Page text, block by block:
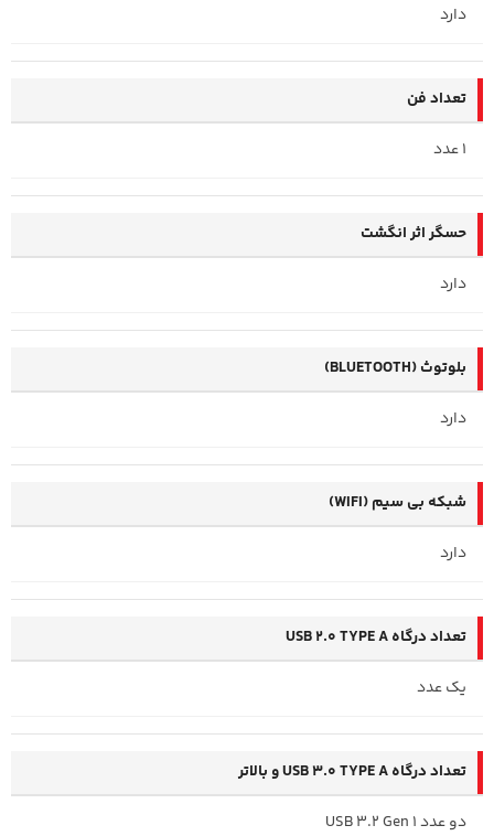
دارد
تعداد فن
1 عدد
حسگر اثر انگشت
دارد
بلوتوث (BLUETOOTH)
دارد
شبکه بی سیم (WIFI)
دارد
تعداد درگاه USB 2.0 TYPE A
یک عدد
تعداد درگاه USB 3.0 TYPE A و بالاتر
دو عدد USB 3.2 Gen 1